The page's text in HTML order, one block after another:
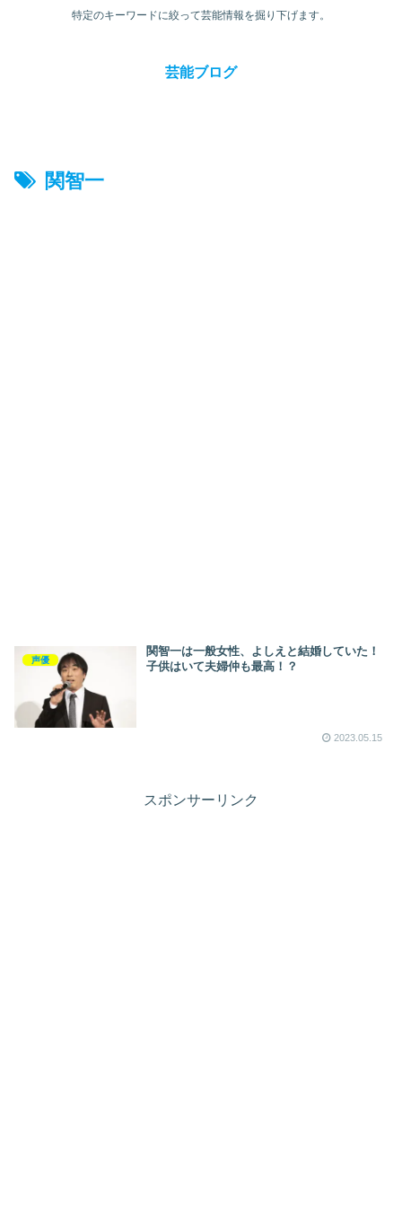
特定のキーワードに絞って芸能情報を掘り下げます。
芸能ブログ
関智一
声優
関智一は一般女性、よしえと結婚していた！
子供はいて夫婦仲も最高！？
2023.05.15
スポンサーリンク